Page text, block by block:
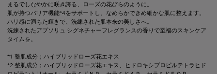
まるでしなやかに咲き誇る、ローズの花びらのように。
肌が持つバリア機能*4をサポートし、なめらかできめ細かな肌に整えます。
ハリ感に満ちた輝きで、洗練された肌本来の美しさへ。
洗練されたアプソリュ シグネチャーフレグランスの香りで至福のスキンケア
タイムを。
*1 整肌成分；ハイブリッドローズ花エキス
*2 整肌成分；ハイブリッドローズ花エキス、ヒドロキシプロピルテトラヒド